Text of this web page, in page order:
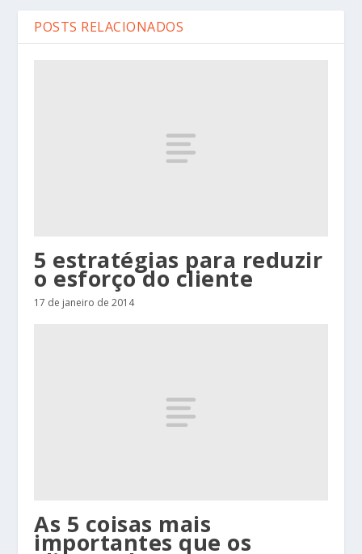
POSTS RELACIONADOS
5 estratégias para reduzir
o esforço do cliente
17 de janeiro de 2014
As 5 coisas mais
importantes que os